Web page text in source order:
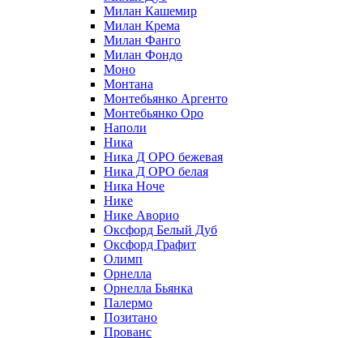
Милан Кашемир
Милан Крема
Милан Фанго
Милан Фондо
Моно
Монтана
Монтебьянко Аргенто
Монтебьянко Оро
Наполи
Ника
Ника Д ОРО бежевая
Ника Д ОРО белая
Ника Ноче
Нике
Нике Аворио
Оксфорд Белый Дуб
Оксфорд Графит
Олимп
Орнелла
Орнелла Бьянка
Палермо
Позитано
Прованс